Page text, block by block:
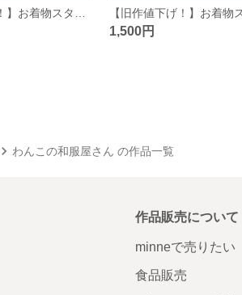
1,500円
わんこの和服屋さん の作品一覧
作品販売について
minneで売りたい
食品販売